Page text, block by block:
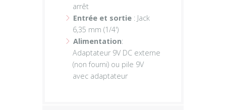
arrêt
Entrée et sortie : Jack
6,35 mm (1/4')
Alimentation:
Adaptateur 9V DC externe
(non fourni) ou pile 9V
avec adaptateur